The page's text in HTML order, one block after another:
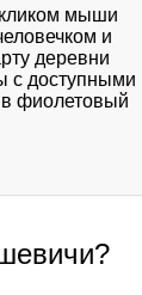
мыши
и
деревни
с доступными
фиолетовый